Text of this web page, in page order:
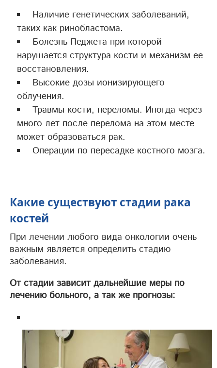
Наличие генетических заболеваний,
таких как ринобластома.
Болезнь Педжета при которой
нарушается структура кости и механизм ее
восстановления.
Высокие дозы ионизирующего
облучения.
Травмы кости, переломы. Иногда через
много лет после перелома на этом месте
может образоваться рак.
Операции по пересадке костного мозга.
Какие существуют стадии рака
костей
При лечении любого вида онкологии очень
важным является определить стадию
заболевания.
От стадии зависит дальнейшие меры по
лечению больного, а так же прогнозы: